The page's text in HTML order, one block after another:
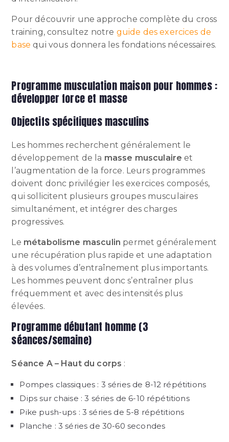
Pour découvrir une approche complète du cross
training, consultez notre guide des exercices de
base qui vous donnera les fondations nécessaires.
Programme musculation maison pour hommes :
développer force et masse
Objectifs spécifiques masculins
Les hommes recherchent généralement le
développement de la masse musculaire et
l’augmentation de la force. Leurs programmes
doivent donc privilégier les exercices composés,
qui sollicitent plusieurs groupes musculaires
simultanément, et intégrer des charges
progressives.
Le métabolisme masculin permet généralement
une récupération plus rapide et une adaptation
à des volumes d’entraînement plus importants.
Les hommes peuvent donc s’entraîner plus
fréquemment et avec des intensités plus
élevées.
Programme débutant homme (3
séances/semaine)
Séance A – Haut du corps :
Pompes classiques : 3 séries de 8-12 répétitions
Dips sur chaise : 3 séries de 6-10 répétitions
Pike push-ups : 3 séries de 5-8 répétitions
Planche : 3 séries de 30-60 secondes